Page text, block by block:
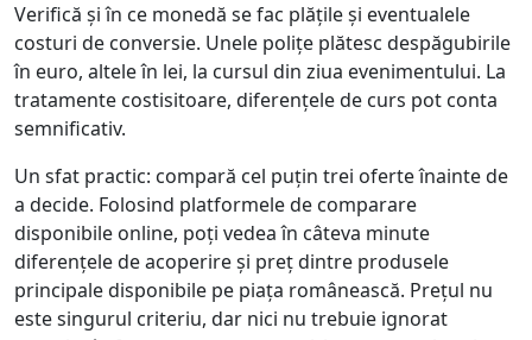
Verifică și în ce monedă se fac plățile și eventualele
costuri de conversie. Unele polițe plătesc despăgubirile
în euro, altele în lei, la cursul din ziua evenimentului. La
tratamente costisitoare, diferențele de curs pot conta
semnificativ.
Un sfat practic: compară cel puțin trei oferte înainte de
a decide. Folosind platformele de comparare
disponibile online, poți vedea în câteva minute
diferențele de acoperire și preț dintre produsele
principale disponibile pe piața românească. Prețul nu
este singurul criteriu, dar nici nu trebuie ignorat